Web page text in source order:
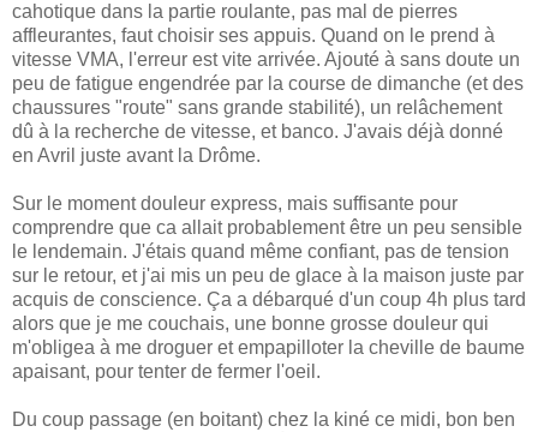
cahotique dans la partie roulante, pas mal de pierres
affleurantes, faut choisir ses appuis. Quand on le prend à
vitesse VMA, l'erreur est vite arrivée. Ajouté à sans doute un
peu de fatigue engendrée par la course de dimanche (et des
chaussures "route" sans grande stabilité), un relâchement
dû à la recherche de vitesse, et banco. J'avais déjà donné
en Avril juste avant la Drôme.
Sur le moment douleur express, mais suffisante pour
comprendre que ca allait probablement être un peu sensible
le lendemain. J'étais quand même confiant, pas de tension
sur le retour, et j'ai mis un peu de glace à la maison juste par
acquis de conscience. Ça a débarqué d'un coup 4h plus tard
alors que je me couchais, une bonne grosse douleur qui
m'obligea à me droguer et empapilloter la cheville de baume
apaisant, pour tenter de fermer l'oeil.
Du coup passage (en boitant) chez la kiné ce midi, bon ben